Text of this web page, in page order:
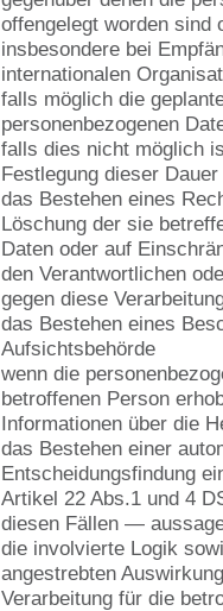
offengelegt worden sind
insbesondere bei
internationalen
falls möglich die
personenbezogenen
falls dies nicht möglich
Festlegung dieser Dauer
das Bestehen eines
Löschung der sie
Daten oder auf
den Verantwortlichen
gegen diese
das Bestehen eines
Aufsichtsbehörde
wenn die
betroffenen Person
Informationen über die
das Bestehen einer
Entscheidungsfindung
Artikel 22 Abs.1 und 4
diesen Fällen —
die involvierte Logik
angestrebten
Verarbeitung für die